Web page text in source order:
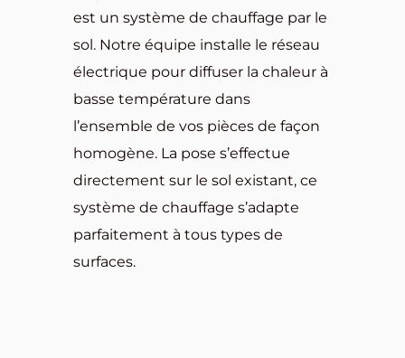
est un système de chauffage par le
sol. Notre équipe installe le réseau
électrique pour diffuser la chaleur à
basse température dans
l’ensemble de vos pièces de façon
homogène. La pose s’effectue
directement sur le sol existant, ce
système de chauffage s’adapte
parfaitement à tous types de
surfaces.